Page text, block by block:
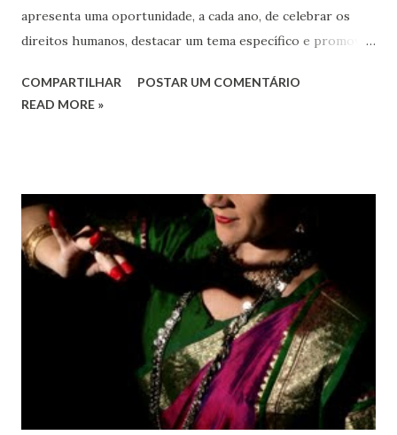
apresenta uma oportunidade, a cada ano, de celebrar os
direitos humanos, destacar um tema específico e promover
em todos os lugares. Este ano, o foco é sobre os direitos
Estes direitos humanos – os direitos à liberdade de opinião
e de expressão, de reunião pacífica e de associação, e de
participar no governo (artigos 19, 20 e 21 da Declaração
Universal dos Direitos Humanos ) – têm estado no centro
das mudanças históricas no mundo árabe nos últimos dois
anos, em que milhões foram às ruas para exigir mudanças.
Em outras partes do mundo, os “99%” fizeram suas vozes
serem ouvidas através ...
COMPARTILHAR
POSTAR UM COMENTÁRIO
READ MORE »